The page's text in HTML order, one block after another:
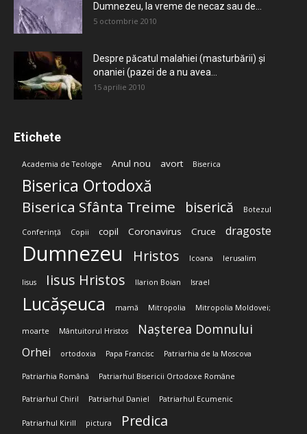
Dumnezeu, la vreme de necaz sau de...
5 octombrie 2010
Despre păcatul malahiei (masturbării) şi
onaniei (pazei de a nu avea...
15 aprilie 2010
Etichete
Academia de Teologie Anul nou avort Biserica
Biserica Ortodoxă
Biserica Sfânta Treime biserică Botezul
Conferință Copii copil Coronavirus Cruce dragoste
Dumnezeu Hristos Icoana Ierusalim
Iisus Iisus Hristos Ilarion Boian Israel
Lucășeuca mamă Mitropolia Mitropolia Moldovei;
moarte Mântuitorul Hristos Nașterea Domnului
Orhei ortodoxia Papa Francisc Patriarhia de la Moscova
Patriarhia Română Patriarhul Bisericii Ortodoxe Române
Patriarhul Chiril Patriarhul Daniel Patriarhul Ecumenic
Patriarhul Kirill pictura Predica